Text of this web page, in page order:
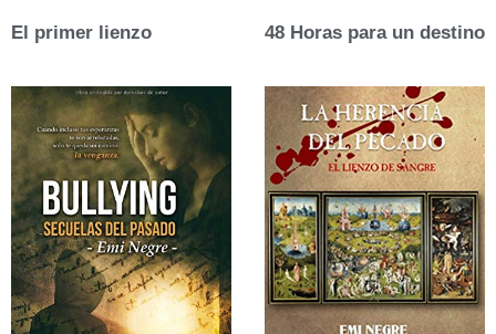
El primer lienzo 48 Horas para un destino